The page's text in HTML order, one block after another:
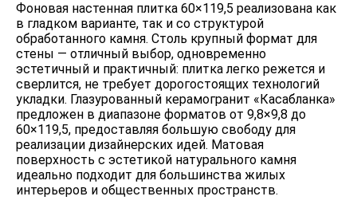
Фоновая настенная плитка 60×119,5 реализована как
в гладком варианте, так и со структурой
обработанного камня. Столь крупный формат для
стены — отличный выбор, одновременно
эстетичный и практичный: плитка легко режется и
сверлится, не требует дорогостоящих технологий
укладки. Глазурованный керамогранит «Касабланка»
предложен в диапазоне форматов от 9,8×9,8 до
60×119,5, предоставляя большую свободу для
реализации дизайнерских идей. Матовая
поверхность с эстетикой натурального камня
идеально подходит для большинства жилых
интерьеров и общественных пространств.